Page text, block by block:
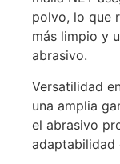
polvo, lo que
más limpio y
abrasivo.
Versatilidad
una amplia
el abrasivo
adaptabilidad